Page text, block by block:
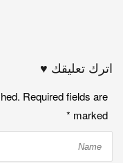
اترك تعليقك ♥
Required fields are
marked
*